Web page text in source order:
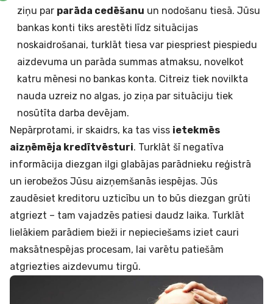
ziņu par parāda cedēšanu un nodošanu tiesā. Jūsu
bankas konti tiks arestēti līdz situācijas
noskaidrošanai, turklāt tiesa var piespriest piespiedu
aizdevuma un parāda summas atmaksu, novelkot
katru mēnesi no bankas konta. Citreiz tiek novilkta
nauda uzreiz no algas, jo ziņa par situāciju tiek
nosūtīta darba devējam.
Nepārprotami, ir skaidrs, ka tas viss ietekmēs
aizņēmēja kredītvēsturi. Turklāt šī negatīva
informācija diezgan ilgi glabājas parādnieku reģistrā
un ierobežos Jūsu aizņemšanās iespējas. Jūs
zaudēsiet kreditoru uzticību un to būs diezgan grūti
atgriezt – tam vajadzēs patiesi daudz laika. Turklāt
lielākiem parādiem bieži ir nepieciešams iziet cauri
maksātnespējas procesam, lai varētu patiešām
atgriezties aizdevumu tirgū.